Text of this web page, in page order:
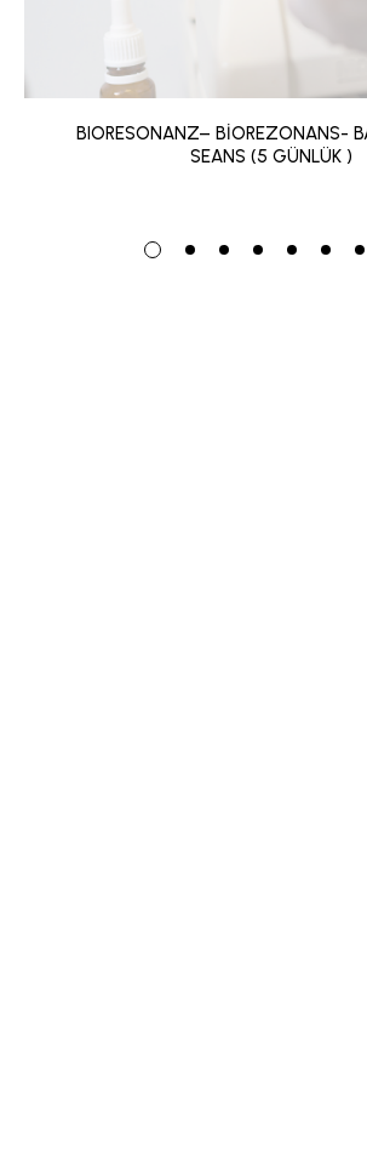
BIORESONANZ– BİOREZONANS-
SEANS (5 GÜNLÜK )